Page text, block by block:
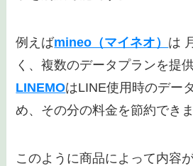
例えばmineo（マイネオ） は
く、複数のデータプランを提
LINEMOはLINE使用時のデー
め、その分の料金を節約できま
このように商品によって内容